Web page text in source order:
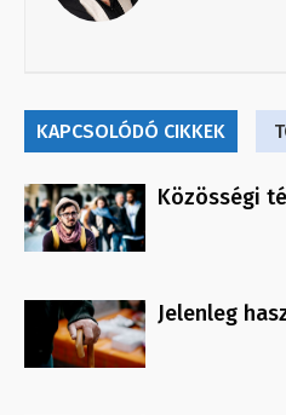
KAPCSOLÓDÓ CIKKEK
Közösségi
Jelenleg